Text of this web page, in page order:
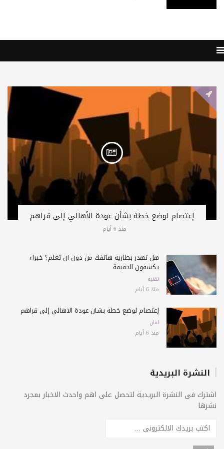
إعتصام لوضع خطة بشأن عودة الأهالي إلى قراهم
منذ 6 أيام
هل تُهدر بطارية هاتفك من دون أن تعلم؟ خبراء
يكشفون الحقيقة
تقنية
منذ 6 أيام
إعتصام لوضع خطة بشأن عودة الأهالي إلى قراهم
لبنان
منذ 6 أيام
النشرة البريدية
اشترك فى النشرة البريدية لتحصل على اهم واحدث الاخبار بمجرد
نشرها